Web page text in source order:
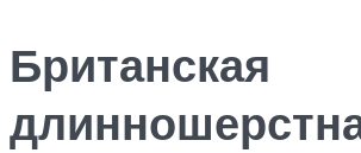
Британская